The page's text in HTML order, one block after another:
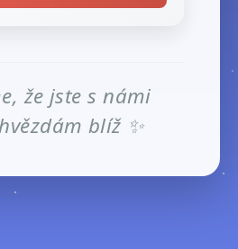
že jste s námi
blíž ✨